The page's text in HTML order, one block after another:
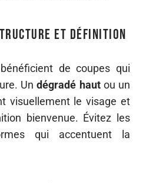
et définition
de coupes qui
Undégradé hautou un
visuellement le visage et
bienvenue. Évitez les
qui accentuent la